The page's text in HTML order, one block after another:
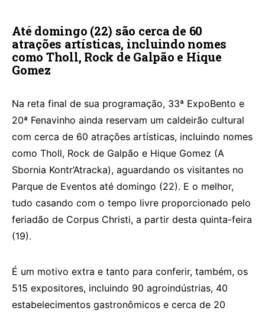
Até domingo (22) são cerca de 60
atrações artísticas, incluindo nomes
como Tholl, Rock de Galpão e Hique
Gomez
Na reta final de sua programação, 33ª ExpoBento e
20ª Fenavinho ainda reservam um caldeirão cultural
com cerca de 60 atrações artísticas, incluindo nomes
como Tholl, Rock de Galpão e Hique Gomez (A
Sbornia Kontr’Atracka), aguardando os visitantes no
Parque de Eventos até domingo (22). E o melhor,
tudo casando com o tempo livre proporcionado pelo
feriadão de Corpus Christi, a partir desta quinta-feira
(19).
É um motivo extra e tanto para conferir, também, os
515 expositores, incluindo 90 agroindústrias, 40
estabelecimentos gastronômicos e cerca de 20